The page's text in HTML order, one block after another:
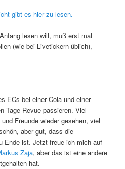
gibt es hier zu lesen.
lesen will, muß erst mal
(wie bei Livetickern üblich),
ECs bei einer Cola und einer
Tage Revue passieren. Viel
Freunde wieder gesehen, viel
aber gut, dass die
Ende ist. Jetzt freue ich mich auf
Zaja, aber das ist eine andere
hat.